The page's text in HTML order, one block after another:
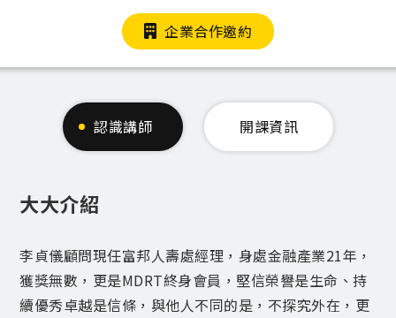
認識講師 開課資訊
企業合作邀約
大大介紹
李貞儀顧問現任富邦人壽處經理，身處金融產業21年，
獲獎無數，更是MDRT終身會員，堅信榮譽是生命、持
續優秀卓越是信條，與他人不同的是，不探究外在，更